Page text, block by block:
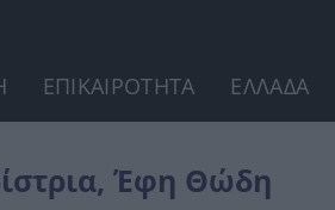
ΕΠΙΚΑΙΡΟΤΗΤΑ ΕΛΛΑΔΑ
Έφη Θώδη